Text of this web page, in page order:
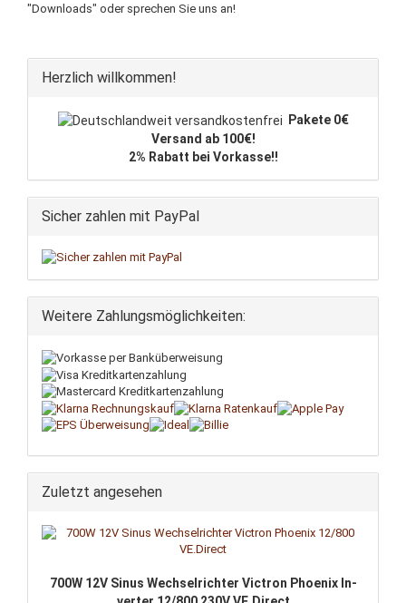
"Downloads" oder sprechen Sie uns an!
Herzlich willkommen!
Pakete 0€
Versand ab 100€!
2% Rabatt bei Vorkasse!!
Sicher zahlen mit PayPal
Weitere Zahlungsmöglichkeiten:
Zuletzt angesehen
700W 12V Sinus Wech­sel­rich­ter Vic­tron Phoe­nix In­